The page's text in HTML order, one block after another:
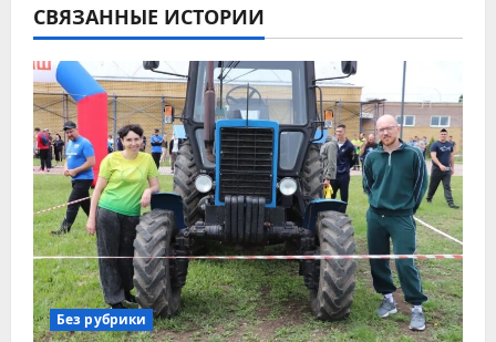
а
ц
и
я
п
о
з
СВЯЗАННЫЕ ИСТОРИИ
Без рубрики